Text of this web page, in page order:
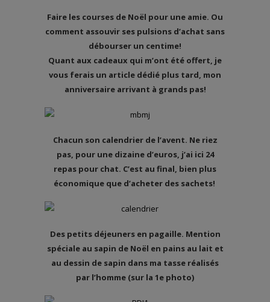
Faire les courses de Noël pour une amie. Ou
comment assouvir ses pulsions d’achat sans
débourser un centime!
Quant aux cadeaux qui m’ont été offert, je
vous ferais un article dédié plus tard, mon
anniversaire arrivant à grands pas!
Chacun son calendrier de l’avent. Ne riez
pas, pour une dizaine d’euros, j’ai ici 24
repas pour chat. C’est au final, bien plus
économique que d’acheter des sachets!
Des petits déjeuners en pagaille. Mention
spéciale au sapin de Noël en pains au lait et
au dessin de sapin dans ma tasse réalisés
par l’homme (sur la 1e photo)